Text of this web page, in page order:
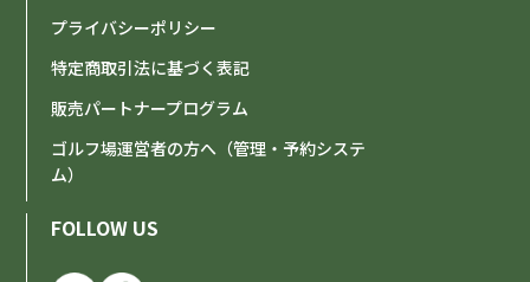
プライバシーポリシー
特定商取引法に基づく表記
販売パートナープログラム
ゴルフ場運営者の方へ（管理・予約システ
ム）
FOLLOW US